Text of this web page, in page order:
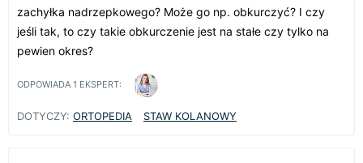
zachyłka nadrzepkowego? Może go np. obkurczyć? I czy
jeśli tak, to czy takie obkurczenie jest na stałe czy tylko na
pewien okres?
ODPOWIADA 1 EKSPERT:
DOTYCZY: ORTOPEDIA STAW KOLANOWY